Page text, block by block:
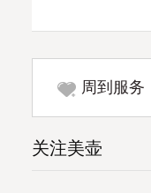
周到服务
关注美壶